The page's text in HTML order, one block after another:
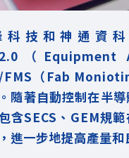
科技和神通資
（
FMS（Fab
隨著自動控制在半
含SECS、GEM規
進一步地提高產量